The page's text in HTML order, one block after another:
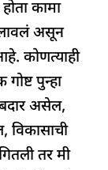
कामा
असून
कोणत्याही
पुन्हा
असेल,
तर मी